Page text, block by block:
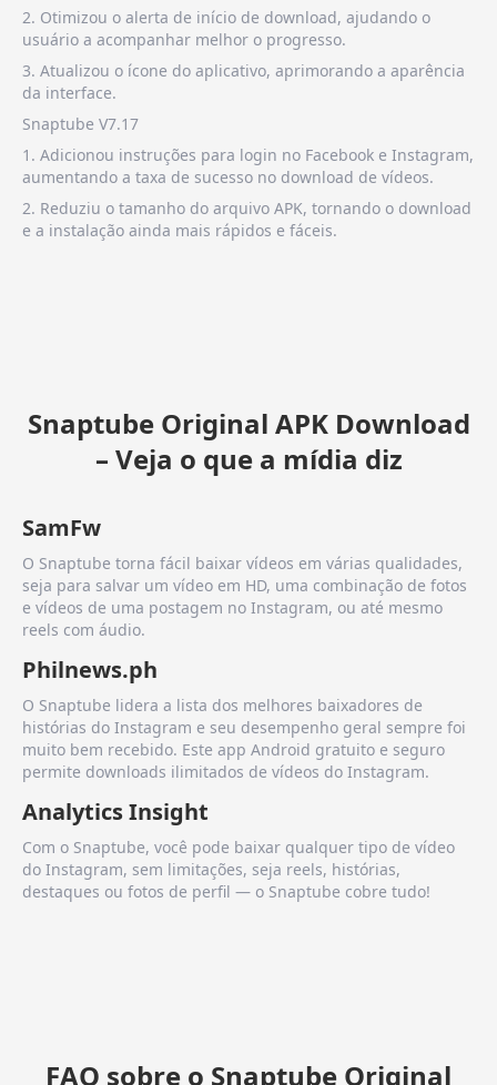
2. Otimizou o alerta de início de download, ajudando o
usuário a acompanhar melhor o progresso.
3. Atualizou o ícone do aplicativo, aprimorando a aparência
da interface.
Snaptube V7.17
1. Adicionou instruções para login no Facebook e Instagram,
aumentando a taxa de sucesso no download de vídeos.
2. Reduziu o tamanho do arquivo APK, tornando o download
e a instalação ainda mais rápidos e fáceis.
Snaptube Original APK Download
– Veja o que a mídia diz
SamFw
O Snaptube torna fácil baixar vídeos em várias qualidades,
seja para salvar um vídeo em HD, uma combinação de fotos
e vídeos de uma postagem no Instagram, ou até mesmo
reels com áudio.
Philnews.ph
O Snaptube lidera a lista dos melhores baixadores de
histórias do Instagram e seu desempenho geral sempre foi
muito bem recebido. Este app Android gratuito e seguro
permite downloads ilimitados de vídeos do Instagram.
Analytics Insight
Com o Snaptube, você pode baixar qualquer tipo de vídeo
do Instagram, sem limitações, seja reels, histórias,
destaques ou fotos de perfil — o Snaptube cobre tudo!
FAQ sobre o Snaptube Original